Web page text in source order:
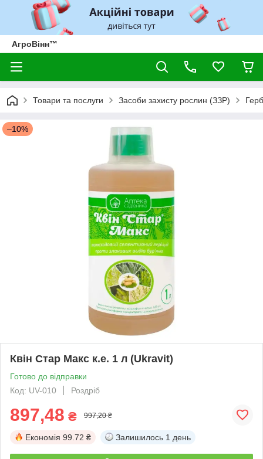
АгроВінн™
Товари та послуги Засоби захисту рослин (ЗЗР)
–10%
Квін Стар Макс к.е. 1 л (Ukravit)
Готово до відправки
Код: UV-010
Роздріб
897,48 ₴ 997,20 ₴
Економія 99.72 ₴ Залишилось 1 день